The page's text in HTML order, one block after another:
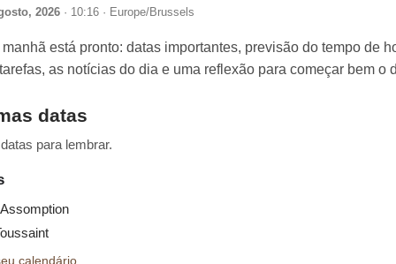
2026 · 10:16 · Europe/Brussels
está pronto: datas importantes, previsão do tempo de
as notícias do dia e uma reflexão para começar bem o
datas
para lembrar.
calendário